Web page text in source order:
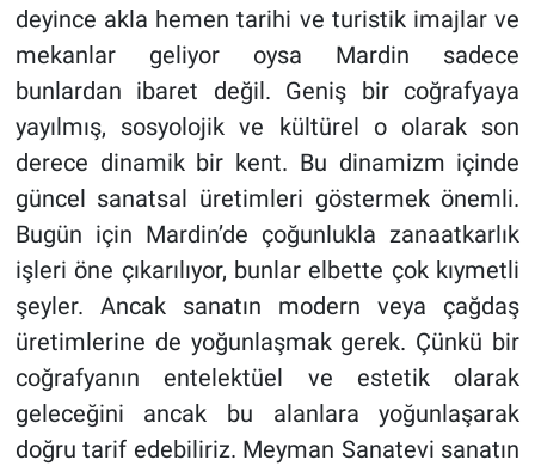
deyince akla hemen tarihi ve turistik imajlar ve
mekanlar geliyor oysa Mardin sadece
bunlardan ibaret değil. Geniş bir coğrafyaya
yayılmış, sosyolojik ve kültürel o olarak son
derece dinamik bir kent. Bu dinamizm içinde
güncel sanatsal üretimleri göstermek önemli.
Bugün için Mardin’de çoğunlukla zanaatkarlık
işleri öne çıkarılıyor, bunlar elbette çok kıymetli
şeyler. Ancak sanatın modern veya çağdaş
üretimlerine de yoğunlaşmak gerek. Çünkü bir
coğrafyanın entelektüel ve estetik olarak
geleceğini ancak bu alanlara yoğunlaşarak
doğru tarif edebiliriz. Meyman Sanatevi sanatın